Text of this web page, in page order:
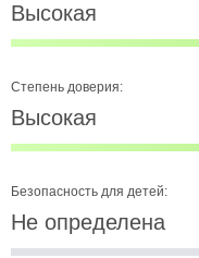
Высокая
Степень доверия:
Высокая
Безопасность для детей:
Не определена